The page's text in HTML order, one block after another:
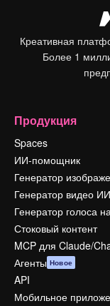
Креативная
Более 1
Продукция
Spaces
ИИ-помощник
Генератор
Генератор видео ИИ
Генератор голоса
Стоковый контент
MCP для Claude/
Агенты Новое
API
Мобильное